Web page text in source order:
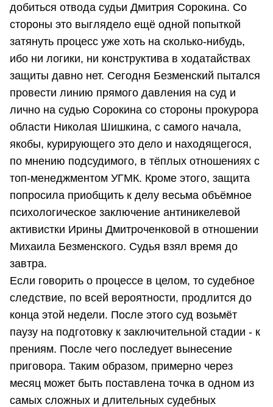
добиться отвода судьи Дмитрия Сорокина. Со
стороны это выглядело ещё одной попыткой
затянуть процесс уже хоть на сколько-нибудь,
ибо ни логики, ни конструктива в ходатайствах
защиты давно нет. Сегодня Безменский пытался
провести линию прямого давления на суд и
лично на судью Сорокина со стороны прокурора
области Николая Шишкина, с самого начала,
якобы, курирующего это дело и находящегося,
по мнению подсудимого, в тёплых отношениях с
топ-менеджментом УГМК. Кроме этого, защита
попросила приобщить к делу весьма объёмное
психологическое заключение антиникелевой
активистки Ирины Дмитроченковой в отношении
Михаила Безменского. Судья взял время до
завтра.
Если говорить о процессе в целом, то судебное
следствие, по всей вероятности, продлится до
конца этой недели. После этого суд возьмёт
паузу на подготовку к заключительной стадии - к
прениям. После чего последует вынесение
приговора. Таким образом, примерно через
месяц может быть поставлена точка в одном из
самых сложных и длительных судебных